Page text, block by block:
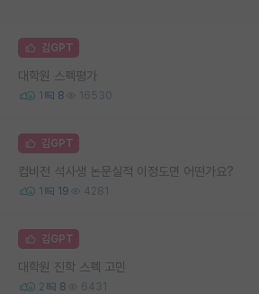
김GPT
대학원 스펙평가
1 8 16530
김GPT
컴비전 석사생 논문실적 이정도면 어떤가요?
1 19 4281
김GPT
대학원 진학 스펙 고민
2 8 6431